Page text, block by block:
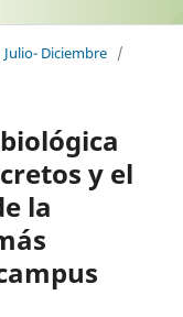
Diciembre /
y el
la